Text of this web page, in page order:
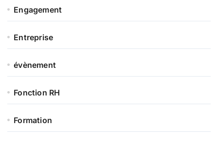
Engagement
Entreprise
évènement
Fonction RH
Formation